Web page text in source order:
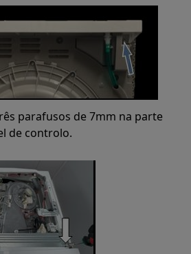
parafusos de 7mm na parte
de controlo.